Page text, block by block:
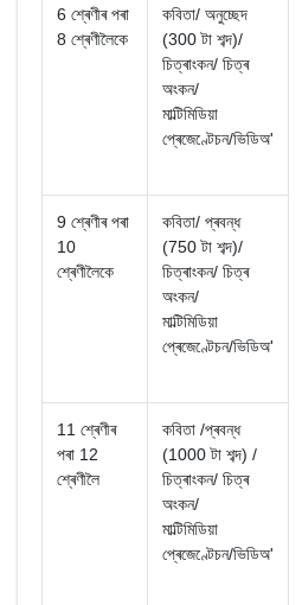
6 শ্ৰেণীৰ পৰা
8 শ্ৰেণীলৈকে
কবিতা/ অনুচ্ছেদ
(300 টা শব্দ)/
চিত্ৰাংকন/ চিত্ৰ
অংকন/
মাল্টিমিডিয়া
প্ৰেজেণ্টেচন/ভিডিঅ'
9 শ্ৰেণীৰ পৰা
10
শ্ৰেণীলৈকে
কবিতা/ প্ৰবন্ধ
(750 টা শব্দ)/
চিত্ৰাংকন/ চিত্ৰ
অংকন/
মাল্টিমিডিয়া
প্ৰেজেণ্টেচন/ভিডিঅ'
11 শ্ৰেণীৰ
পৰা 12
শ্ৰেণীলৈ
কবিতা /প্ৰবন্ধ
(1000 টা শব্দ) /
চিত্ৰাংকন/ চিত্ৰ
অংকন/
মাল্টিমিডিয়া
প্ৰেজেণ্টেচন/ভিডিঅ'